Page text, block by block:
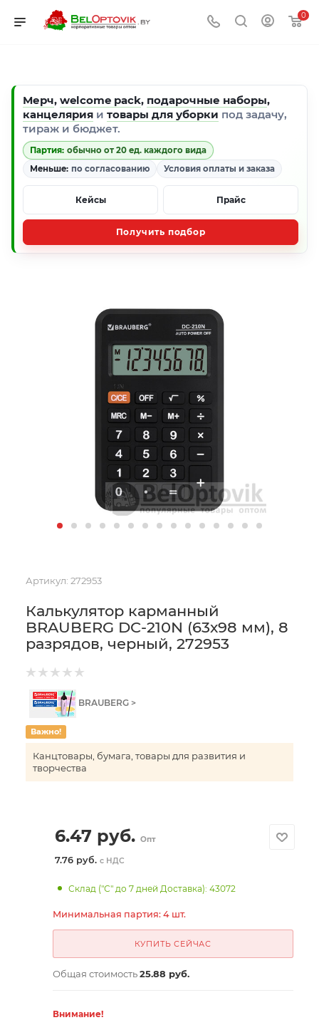
0
Мерч, welcome pack, подарочные наборы,
канцелярия и товары для уборки под задачу,
тираж и бюджет.
Партия: обычно от 20 ед. каждого вида
Меньше: по согласованию Условия оплаты и заказа
Кейсы Прайс
Получить подбор
Артикул: 272953
Калькулятор карманный
BRAUBERG DC-210N (63х98 мм), 8
разрядов, черный, 272953
BRAUBERG >
Важно!
Канцтовары, бумага, товары для развития и
творчества
6.47 руб. Опт
7.76 руб. с НДС
Склад ("С" до 7 дней Доставка): 43072
Минимальная партия: 4 шт.
КУПИТЬ СЕЙЧАС
Общая стоимость25.88 руб.
Внимание!